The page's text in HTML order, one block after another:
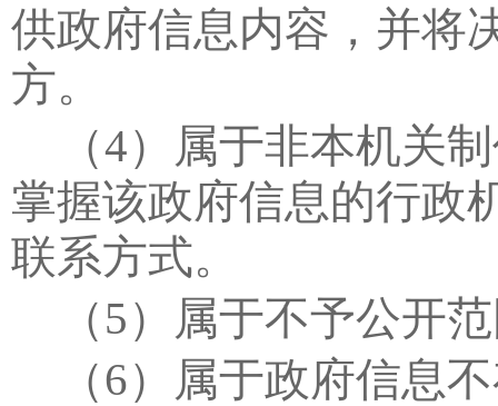
供政府信息内容，并将
方。
（4）属于非本机关
掌握该政府信息的行政
联系方式。
（5）属于不予公开
（6）属于政府信息